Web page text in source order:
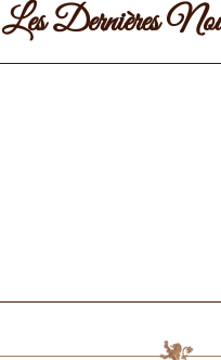
Les Dernières